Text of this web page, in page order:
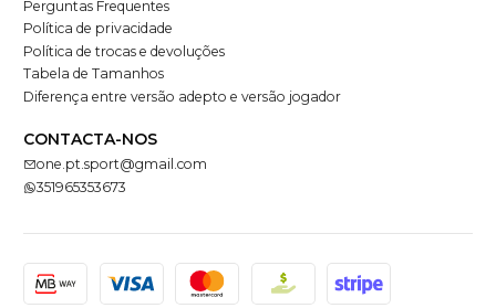
Perguntas Frequentes
Política de privacidade
Política de trocas e devoluções
Tabela de Tamanhos
Diferença entre versão adepto e versão jogador
CONTACTA-NOS
one.pt.sport@gmail.com
351965353673